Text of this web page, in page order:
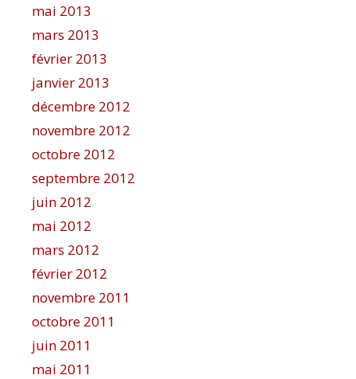
mai 2013
mars 2013
février 2013
janvier 2013
décembre 2012
novembre 2012
octobre 2012
septembre 2012
juin 2012
mai 2012
mars 2012
février 2012
novembre 2011
octobre 2011
juin 2011
mai 2011